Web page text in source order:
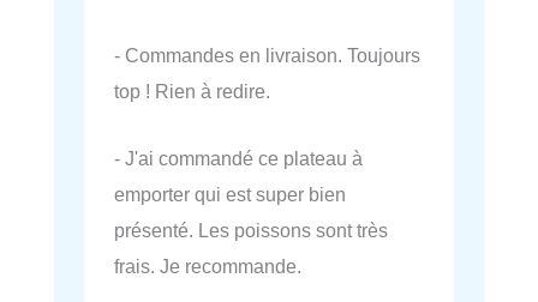
- Commandes en livraison. Toujours
top ! Rien à redire.
- J'ai commandé ce plateau à
emporter qui est super bien
présenté. Les poissons sont très
frais. Je recommande.